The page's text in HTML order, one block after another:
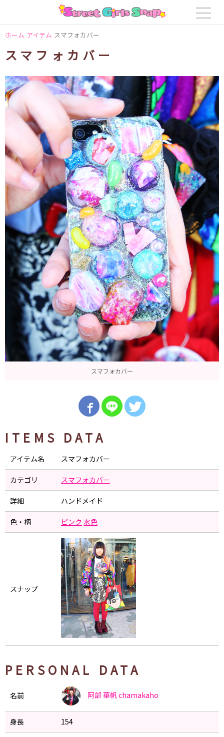
ホーム アイテム スマフォカバー
スマフォカバー
スマフォカバー
ITEMS DATA
アイテム名 スマフォカバー
カテゴリ スマフォカバー
詳細 ハンドメイド
色・柄 ピンク 水色
スナップ
PERSONAL DATA
名前 阿部 華帆chamakaho
身長 154